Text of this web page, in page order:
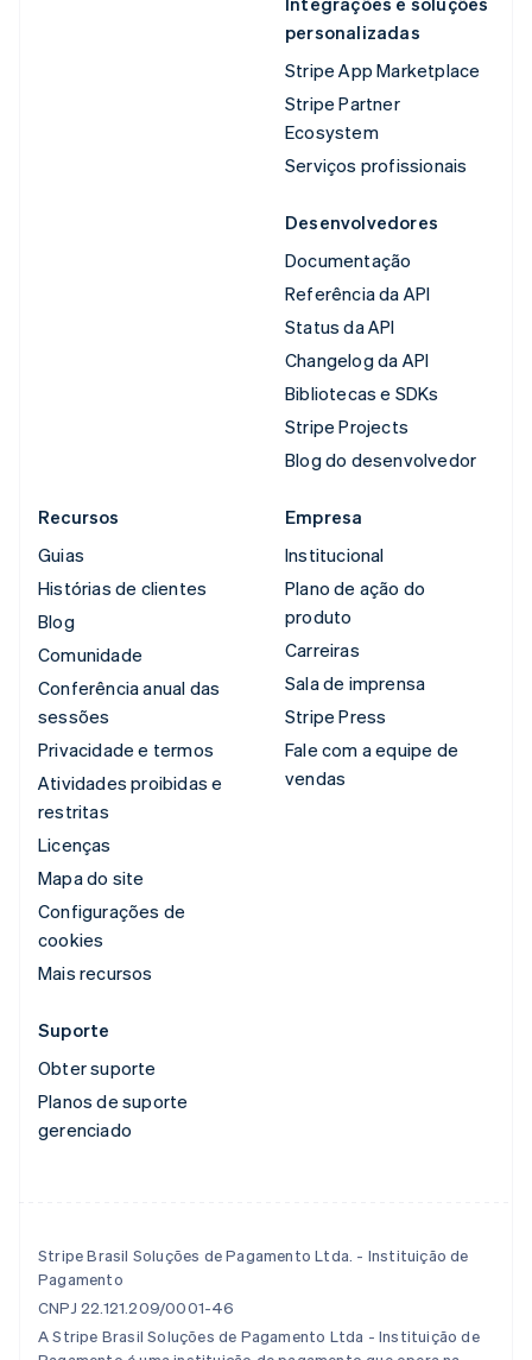
personalizadas
Stripe App Marketplace
Stripe Partner
Ecosystem
Serviços profissionais
Desenvolvedores
Documentação
Referência da API
Status da API
Changelog da API
Bibliotecas e SDKs
Stripe Projects
Blog do desenvolvedor
Recursos
Guias
Histórias de clientes
Blog
Comunidade
Conferência anual das
sessões
Privacidade e termos
Atividades proibidas e
restritas
Licenças
Mapa do site
Configurações de
cookies
Mais recursos
Empresa
Institucional
Plano de ação do
produto
Carreiras
Sala de imprensa
Stripe Press
Fale com a equipe de
vendas
Suporte
Obter suporte
Planos de suporte
gerenciado
Stripe Brasil Soluções de Pagamento Ltda. - Instituição de
Pagamento
CNPJ 22.121.209/0001-46
A Stripe Brasil Soluções de Pagamento Ltda - Instituição de